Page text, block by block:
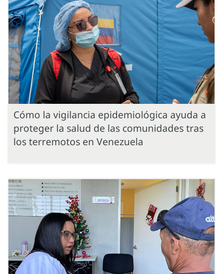
Cómo la vigilancia epidemiológica ayuda a
proteger la salud de las comunidades tras
los terremotos en Venezuela